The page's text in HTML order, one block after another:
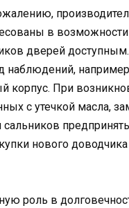
в возможности
дверей
наблюдений, например
корпус. При
с утечкой масла,
нового
роль в